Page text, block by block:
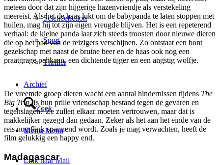
Sciencefiction
Sport
Thriller
Archief
Zoek
Menu Menu
Link naar Mail
meteen door dat zijn hijgerige hazenvriendje als verstekeling
meereist. Als het de haas lukt om de babypanda te laten stoppen met
huilen, mag hij tot zijn eigen vreugde blijven. Het is een repeterend
verhaal: de kleine panda laat zich steeds troosten door nieuwe dieren
die op het pad van de reizigers verschijnen. Zo ontstaat een bont
gezelschap met naast de bruine beer en de haas ook nog een
praatgrage pelikaan, een dichtende tijger en een angstig wolfje.
De vreemde groep dieren wacht een aantal hindernissen tijdens The
Big Trip. Is hun prille vriendschap bestand tegen de gevaren en
tegenslagen? Ze zullen elkaar moeten vertrouwen, maar dat is
makkelijker gezegd dan gedaan. Zeker als het aan het einde van de
reis nog flink spannend wordt. Zoals je mag verwachten, heeft de
film gelukkig een happy end.
Madagascar